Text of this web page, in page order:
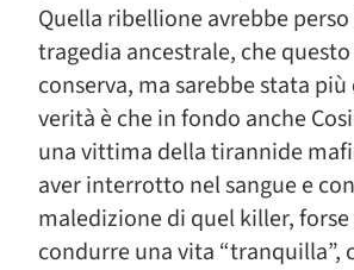
Quella ribellione avrebbe
tragedia ancestrale, che
conserva, ma sarebbe stata più
verità è che in fondo anche
una vittima della tirannide
aver interrotto nel sangue e
maledizione di quel killer, forse
condurre una vita “tranquilla”,